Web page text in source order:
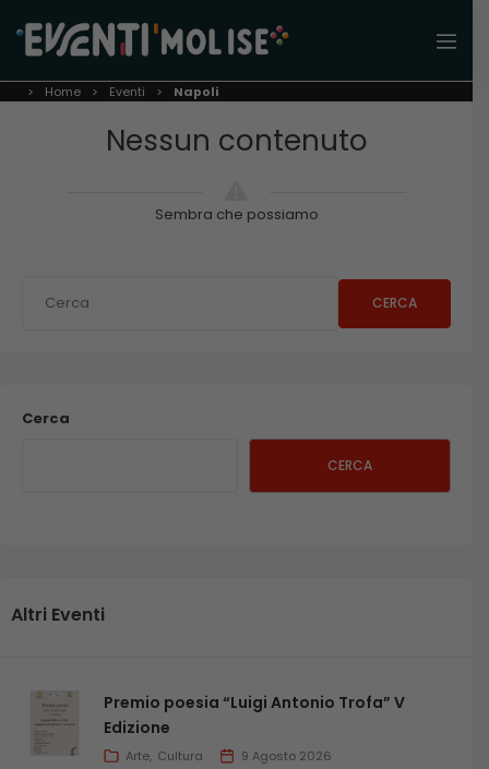
Home Eventi Napoli
Nessun contenuto
Sembra che possiamo
CERCA
Cerca
CERCA
Altri Eventi
Premio poesia “Luigi Antonio Trofa” V
Edizione
Arte Cultura 9 Agosto 2026